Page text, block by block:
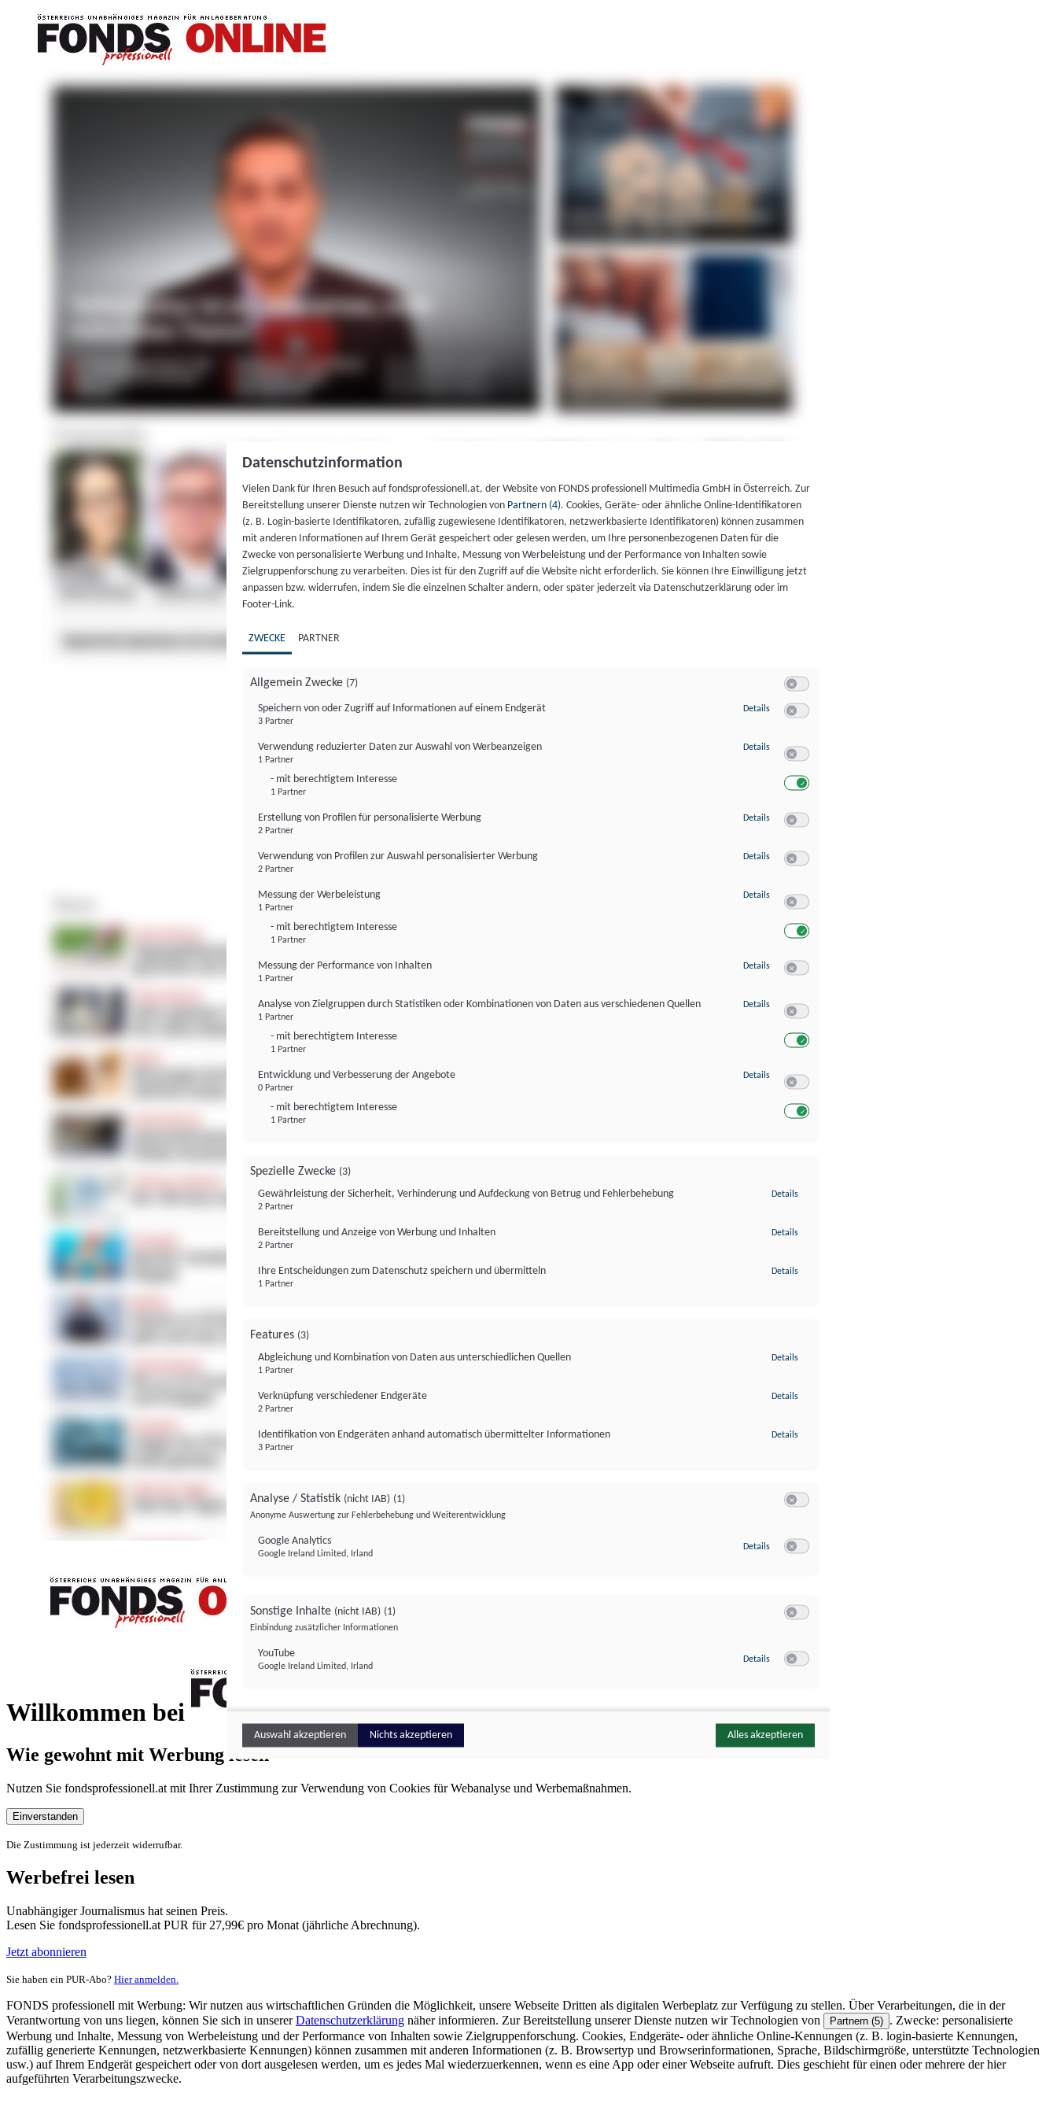
Willkommen bei
FONDS professionell
Wie gewohnt mit Werbung lesen
Nutzen Sie fondsprofessionell.at mit Ihrer Zustimmung zur Verwendung von Cookies für Webanalyse und Werbemaßnahmen.
Einverstanden
Die Zustimmung ist jederzeit widerrufbar.
Werbefrei lesen
Unabhängiger Journalismus hat seinen Preis.
Lesen Sie fondsprofessionell.at PUR für 27,99€ pro Monat (jährliche Abrechnung).
Jetzt abonnieren
Sie haben ein PUR-Abo? Hier anmelden.
FONDS professionell mit Werbung: Wir nutzen aus wirtschaftlichen Gründen die Möglichkeit, unsere Webseite Dritten als digitalen Werbeplatz zur Verfügung zu stellen. Über Verarbeitungen, die in der
Verantwortung von uns liegen, können Sie sich in unsererDatenschutzerklärung näher informieren. Zur Bereitstellung unserer Dienste nutzen wir Technologien von Partnern (5) . Zwecke: personalisierte
Werbung und Inhalte, Messung von Werbeleistung und der Performance von Inhalten sowie Zielgruppenforschung. Cookies, Endgeräte- oder ähnliche Online-Kennungen (z. B. login-basierte Kennungen,
zufällig generierte Kennungen, netzwerkbasierte Kennungen) können zusammen mit anderen Informationen (z. B. Browsertyp und Browserinformationen, Sprache, Bildschirmgröße, unterstützte Technologien
usw.) auf Ihrem Endgerät gespeichert oder von dort ausgelesen werden, um es jedes Mal wiederzuerkennen, wenn es eine App oder einer Webseite aufruft. Dies geschieht für einen oder mehrere der hier
aufgeführten Verarbeitungszwecke.
Datenschutzinformation
Vielen Dank für Ihren Besuch auf fondsprofessionell.at, der Website von FONDS professionell Multimedia GmbH in Österreich. Zur
Bereitstellung unserer Dienste nutzen wir Technologien von Partnern (4). Cookies, Geräte- oder ähnliche Online-Identifikatoren
(z. B. Login-basierte Identifikatoren, zufällig zugewiesene Identifikatoren, netzwerkbasierte Identifikatoren) können zusammen
mit anderen Informationen auf Ihrem Gerät gespeichert oder gelesen werden, um Ihre personenbezogenen Daten für die
Zwecke von personalisierte Werbung und Inhalte, Messung von Werbeleistung und der Performance von Inhalten sowie
Zielgruppenforschung zu verarbeiten. Dies ist für den Zugriff auf die Website nicht erforderlich. Sie können Ihre Einwilligung jetzt
anpassen bzw. widerrufen, indem Sie die einzelnen Schalter ändern, oder später jederzeit via Datenschutzerklärung oder im
Footer-Link.
ZWECKE PARTNER
Allgemein Zwecke (7)
Speichern von oder Zugriff auf Informationen auf einem Endgerät
3 Partner
Details zu Speichern von oder Zugriff auf Informationen auf einem Endgerät
Verwendung reduzierter Daten zur Auswahl von Werbeanzeigen
1 Partner
- mit berechtigtem Interesse
1 Partner
Details zu Verwendung reduzierter Daten zur Auswahl von Werbeanzeigen
Erstellung von Profilen für personalisierte Werbung
2 Partner
Details zu Erstellung von Profilen für personalisierte Werbung
Verwendung von Profilen zur Auswahl personalisierter Werbung
2 Partner
Details zu Verwendung von Profilen zur Auswahl personalisierter Werbung
Messung der Werbeleistung
1 Partner
- mit berechtigtem Interesse
1 Partner
Details zu Messung der Werbeleistung
Messung der Performance von Inhalten
1 Partner
Details zu Messung der Performance von Inhalten
Analyse von Zielgruppen durch Statistiken oder Kombinationen von Daten aus verschiedenen Quellen
1 Partner
- mit berechtigtem Interesse
1 Partner
Details zu Analyse von Zielgruppen durch Statistiken oder Kombinationen von
Entwicklung und Verbesserung der Angebote
0 Partner
- mit berechtigtem Interesse
1 Partner
Details zu Entwicklung und Verbesserung der Angebote
Spezielle Zwecke (3)
Gewährleistung der Sicherheit, Verhinderung und Aufdeckung von Betrug und Fehlerbehebung
2 Partner
Details
Bereitstellung und Anzeige von Werbung und Inhalten
2 Partner
Details
Ihre Entscheidungen zum Datenschutz speichern und übermitteln
1 Partner
Details
Features (3)
Abgleichung und Kombination von Daten aus unterschiedlichen Quellen
1 Partner
Details
Verknüpfung verschiedener Endgeräte
2 Partner
Details
Identifikation von Endgeräten anhand automatisch übermittelter Informationen
3 Partner
Details
Analyse / Statistik (nicht IAB) (1)
Anonyme Auswertung zur Fehlerbehebung und Weiterentwicklung
Google Analytics
Google Ireland Limited, Irland
Details zu Google Analytics
Sonstige Inhalte (nicht IAB) (1)
Einbindung zusätzlicher Informationen
YouTube
Google Ireland Limited, Irland
Details zu YouTube
Auswahl akzeptieren Nichts akzeptieren Alles akzeptieren